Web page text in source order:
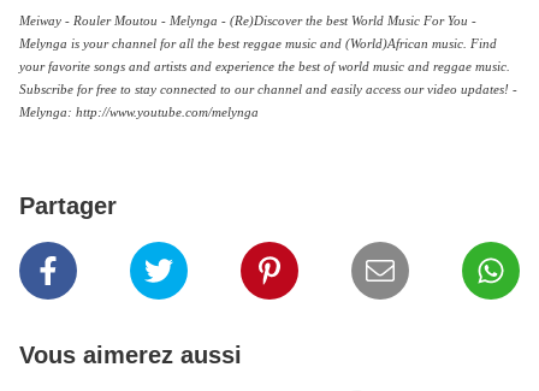
Meiway - Rouler Moutou - Melynga - (Re)Discover the best World Music For You -
Melynga is your channel for all the best reggae music and (World)African music. Find
your favorite songs and artists and experience the best of world music and reggae music.
Subscribe for free to stay connected to our channel and easily access our video updates! -
Melynga: http://www.youtube.com/melynga
Partager
Vous aimerez aussi